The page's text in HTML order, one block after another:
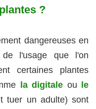
?
dangereuses en
l'usage que l'on
certaines plantes
la digitale ou
le
tuer un adulte) sont